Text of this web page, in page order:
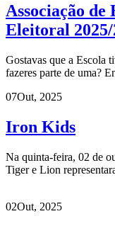
Associação de
Eleitoral 2025/
Gostavas que a Escola
fazeres parte de uma?
07Out, 2025
Iron Kids
Na quinta-feira, 02 de
Tiger e Lion
02Out, 2025